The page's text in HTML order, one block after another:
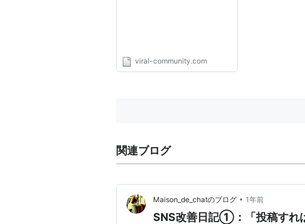
viral-community.com
関連ブログ
Maison_de_chatのブログ • 1年前
SNS改善日記①：「投稿すれ